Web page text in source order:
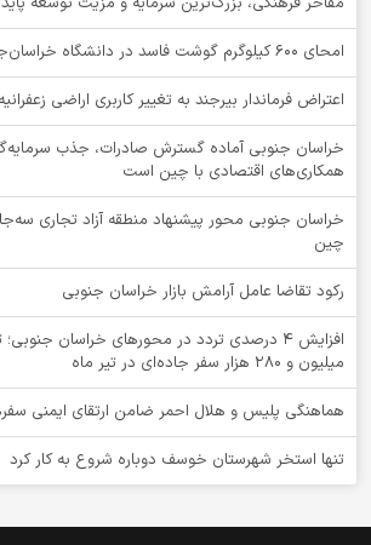
امحای ۶۰۰ کیلوگرم گوشت فاسد در دانشگاه خراسان‌جنوبی
اعتراض فرماندار بیرجند به تغییر کاربری اراضی زعفرانیه
خراسان جنوبی آماده گسترش صادرات، جذب
همکاری‌های اقتصادی با چین است
خراسان جنوبی محور پیشنهاد منطقه آزاد تجاری
چین
رکود تقاضا عامل آرامش بازار خراسان جنوبی
افزایش 4 درصدی تردد در محورهای خراسان
میلیون و 280 هزار سفر جاده‌ای در تیر ماه
هماهنگی پلیس و هلال احمر ضامن ارتقای ایمنی
تنها استخر شهرستان خوسف دوباره شروع به کار کرد